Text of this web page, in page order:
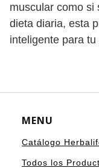
muscular como si
dieta diaria, esta
inteligente para tu
MENU
Catálogo
Todos los